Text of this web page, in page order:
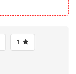
1